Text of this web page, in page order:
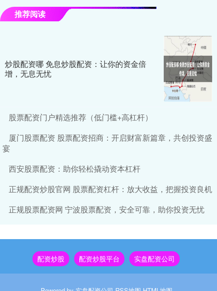
推荐阅读
炒股配资哪 免息炒股配资：让你的资金倍
增，无息无忧
股票配资门户精选推荐（低门槛+高杠杆）
厦门股票配资 股票配资招商：开启财富新篇章，共创投资盛
宴
西安股票配资：助你轻松撬动资本杠杆
正规配资炒股官网 股票配资杠杆：放大收益，把握投资良机
正规股票配资网 宁波股票配资，安全可靠，助你投资无忧
配资炒股 配资炒股平台 实盘配资公司